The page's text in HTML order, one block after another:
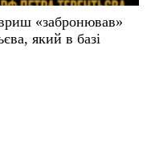
«забронював»
який в базі